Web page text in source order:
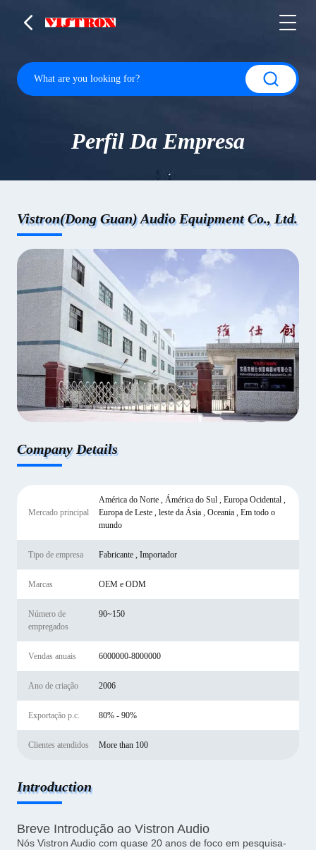
Perfil Da Empresa
Vistron(Dong Guan) Audio Equipment Co., Ltd.
Company Details
Mercado principal
América do Norte , Ámérica do Sul , Europa Ocidental ,
Europa de Leste , leste da Ásia , Oceania , Em todo o
mundo
Tipo de empresa Fabricante , Importador
Marcas OEM e ODM
Número de
empregados
90~150
Vendas anuais 6000000-8000000
Ano de criação 2006
Exportação p.c. 80% - 90%
Clientes atendidos More than 100
Introduction
Breve Introdução ao Vistron Audio
Nós Vistron Audio com quase 20 anos de foco em pesquisa-